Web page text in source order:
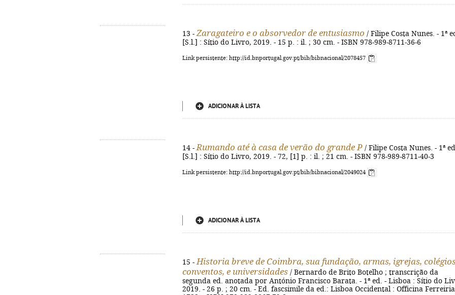
13 - Zaragateiro e o absorvedor de entusiasmo / Filipe Costa Nunes. - 1ª
[S.l.] : Sítio do Livro, 2019. - 15 p. : il. ; 30 cm. - ISBN 978-989-8711-36-6
Link persistente: http://id.bnportugal.gov.pt/bib/bibnacional/2078457
ADICIONAR À LISTA
14 - Rumando até à casa de verão do grande P / Filipe Costa Nunes. - 1ª
[S.l.] : Sítio do Livro, 2019. - 72, [1] p. : il. ; 21 cm. - ISBN 978-989-8711-40-3
Link persistente: http://id.bnportugal.gov.pt/bib/bibnacional/2049024
ADICIONAR À LISTA
15 - Historia breve de Coimbra, sua fundação, armas, igrejas,
conventos, e universidades / Bernardo de Brito Botelho ; transcrição da
segunda ed. anotada por António Francisco Barata. - 1ª ed. - Lisboa : Sítio do
2019. - 26 p. ; 20 cm. - Ed. fascsimile da ed.: Lisboa Occidental : Officina